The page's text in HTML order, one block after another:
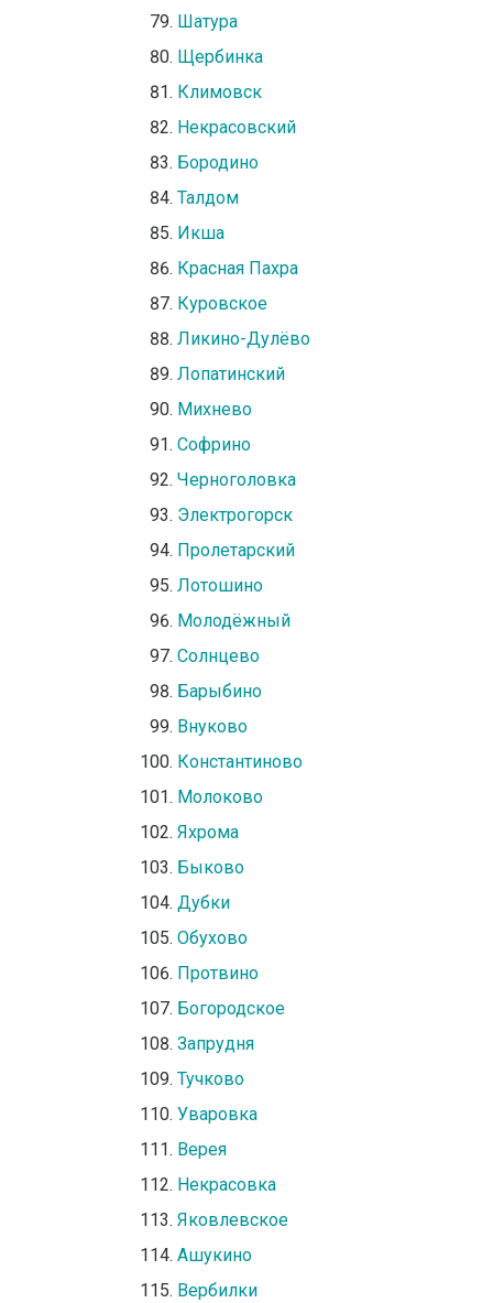
Шатура
Щербинка
Климовск
Некрасовский
Бородино
Талдом
Икша
Красная Пахра
Куровское
Ликино-Дулёво
Лопатинский
Михнево
Софрино
Черноголовка
Электрогорск
Пролетарский
Лотошино
Молодёжный
Солнцево
Барыбино
Внуково
Константиново
Молоково
Яхрома
Быково
Дубки
Обухово
Протвино
Богородское
Запрудня
Тучково
Уваровка
Верея
Некрасовка
Яковлевское
Ашукино
Вербилки